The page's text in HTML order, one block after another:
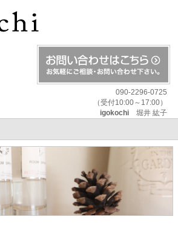
090-2296-0725
（受付10:00～17:00）
igokochi堀井 紘子